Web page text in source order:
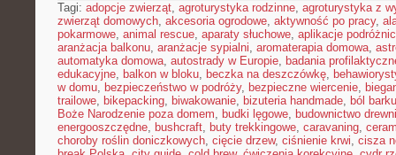
Tagi: adopcje zwierząt, agroturystyka rodzinne, agroturystyka z
zwierząt domowych, akcesoria ogrodowe, aktywność po pracy,
pokarmowe, animal rescue, aparaty słuchowe, aplikacje
aranżacja balkonu, aranżacje sypialni, aromaterapia domowa,
automatyka domowa, autostrady w Europie, badania
edukacyjne, balkon w bloku, beczka na deszczówkę,
w domu, bezpieczeństwo w podróży, bezpieczne wiercenie,
trailowe, bikepacking, biwakowanie, bizuteria handmade, ból barku
Boże Narodzenie poza domem, budki lęgowe, budownictwo
energooszczędne, bushcraft, buty trekkingowe, caravaning,
choroby roślin doniczkowych, cięcie drzew, ciśnienie krwi, cisza